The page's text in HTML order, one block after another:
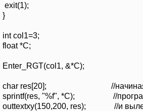
exit(1);
}
int col1=3;
float *C;
Enter_RGT(col1, &*C);
char res[20]; //начиная с
sprintf(res, "%f", *C); //
outtextxy(150,200, res); //и